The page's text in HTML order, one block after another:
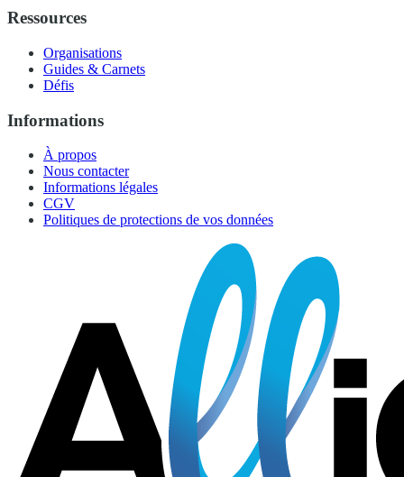
Ressources
Organisations
Guides & Carnets
Défis
Informations
À propos
Nous contacter
Informations légales
CGV
Politiques de protections de vos données